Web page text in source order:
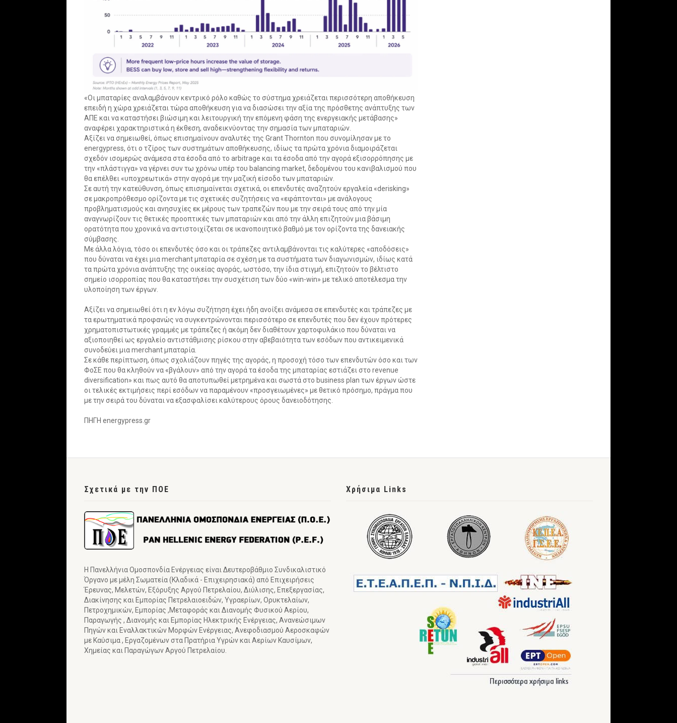
«Οι μπαταρίες αναλαμβάνουν κεντρικό ρόλο καθώς το σύστημα χρειάζεται περισσότερη αποθήκευση
επειδή η χώρα χρειάζεται τώρα αποθήκευση για να διασώσει την αξία της πρόσθετης ανάπτυξης των
ΑΠΕ και να καταστήσει βιώσιμη και λειτουργική την επόμενη φάση της ενεργειακής μετάβασης»
αναφέρει χαρακτηριστικά η έκθεση, αναδεικνύοντας την σημασία των μπαταριών.
Αξίζει να σημειωθεί, όπως επισημαίνουν αναλυτές της Grant Thornton που συνομίλησαν με το
energypress, ότι ο τζίρος των συστημάτων αποθήκευσης, ιδίως τα πρώτα χρόνια διαμοιράζεται
σχεδόν ισομερώς ανάμεσα στα έσοδα από το arbitrage και τα έσοδα από την αγορά εξισορρόπησης με
την «πλάστιγγα» να γέρνει συν τω χρόνω υπέρ του balancing market, δεδομένου του κανιβαλισμού που
θα επέλθει «υποχρεωτικά» στην αγορά με την μαζική είσοδο των μπαταριών.
Σε αυτή την κατεύθυνση, όπως επισημαίνεται σχετικά, οι επενδυτές αναζητούν εργαλεία «derisking»
σε μακροπρόθεσμο ορίζοντα με τις σχετικές συζητήσεις να «εφάπτονται» με ανάλογους
προβληματισμούς και ανησυχίες εκ μέρους των τραπεζών που με την σειρά τους από την μία
αναγνωρίζουν τις θετικές προοπτικές των μπαταριών και από την άλλη επιζητούν μια βάσιμη
ορατότητα που χρονικά να αντιστοιχίζεται σε ικανοποιητικό βαθμό με τον ορίζοντα της δανειακής
σύμβασης.
Με άλλα λόγια, τόσο οι επενδυτές όσο και οι τράπεζες αντιλαμβάνονται τις καλύτερες «αποδόσεις»
που δύναται να έχει μια merchant μπαταρία σε σχέση με τα συστήματα των διαγωνισμών, ιδίως κατά
τα πρώτα χρόνια ανάπτυξης της οικείας αγοράς, ωστόσο, την ίδια στιγμή, επιζητούν το βέλτιστο
σημείο ισορροπίας που θα καταστήσει την συσχέτιση των δύο «win-win» με τελικό αποτέλεσμα την
υλοποίηση των έργων.
Αξίζει να σημειωθεί ότι η εν λόγω συζήτηση έχει ήδη ανοίξει ανάμεσα σε επενδυτές και τράπεζες με
τα ερωτηματικά προφανώς να συγκεντρώνονται περισσότερο σε επενδυτές που δεν έχουν πρότερες
χρηματοπιστωτικές γραμμές με τράπεζες ή ακόμη δεν διαθέτουν χαρτοφυλάκιο που δύναται να
αξιοποιηθεί ως εργαλείο αντιστάθμισης ρίσκου στην αβεβαιότητα των εσόδων που αντικειμενικά
συνοδεύει μια merchant μπαταρία.
Σε κάθε περίπτωση, όπως σχολιάζουν πηγές της αγοράς, η προσοχή τόσο των επενδυτών όσο και των
ΦοΣΕ που θα κληθούν να «βγάλουν» από την αγορά τα έσοδα της μπαταρίας εστιάζει στο revenue
diversification» και πως αυτό θα αποτυπωθεί μετρημένα και σωστά στο business plan των έργων ώστε
οι τελικές εκτιμήσεις περί εσόδων να παραμένουν «προσγειωμένες» με θετικό πρόσημο, πράγμα που
με την σειρά του δύναται να εξασφαλίσει καλύτερους όρους δανειοδότησης.
ΠΗΓΗ energypress.gr
Σχετικά με την ΠΟΕ
Η Πανελλήνια Ομοσπονδία Ενέργειας είναι Δευτεροβάθμιο Συνδικαλιστικό
Όργανο με μέλη Σωματεία (Κλαδικά - Επιχειρησιακά) από Επιχειρήσεις
Έρευνας, Μελετών, Εξόρυξης Αργού Πετρελαίου, Διύλισης, Επεξεργασίας,
Διακίνησης και Εμπορίας Πετρελαιοειδών, Υγραερίων, Ορυκτελαίων,
Πετροχημικών, Εμπορίας ,Μεταφοράς και Διανομής Φυσικού Αερίου,
Παραγωγής , Διανομής και Εμπορίας Ηλεκτρικής Ενέργειας, Ανανεώσιμων
Πηγών και Εναλλακτικών Μορφών Ενέργειας, Ανεφοδιασμού Αεροσκαφών
με Καύσιμα , Εργαζομένων στα Πρατήρια Υγρών και Αερίων Καυσίμων,
Χημείας και Παραγώγων Αργού Πετρελαίου.
Χρήσιμα Links